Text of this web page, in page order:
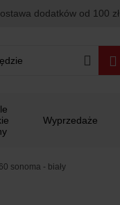
dodatków od 100 zł
Wyprzedaże
sonoma - biały